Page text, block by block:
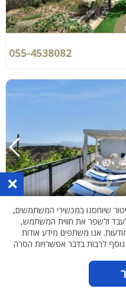
055-4538082
055-4311340
×
שיוחסנו במכשירי המשתמשים,
ולשפר את חווית המשתמש,
אנו משתפים מידע אודות
לרבות בדבר אפשרויות הסרה